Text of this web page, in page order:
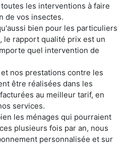
les interventions à faire
de vos insectes.
bien pour les particuliers
le rapport qualité prix est un
quel intervention de
nos prestations contre les
être réalisées dans les
au meilleur tarif, en
services.
les ménages qui pourraient
plusieurs fois par an, nous
personnalisée et sur